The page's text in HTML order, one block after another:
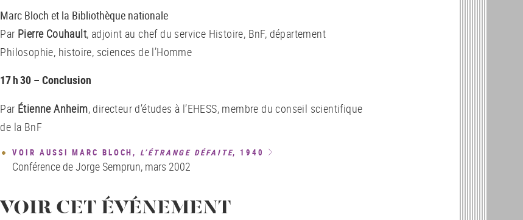
Marc Bloch et la Bibliothèque nationale
Par Pierre Couhault, adjoint au chef du service Histoire, BnF, département
Philosophie, histoire, sciences de l’Homme
17 h 30 – Conclusion
Par Étienne Anheim, directeur d’études à l’EHESS, membre du conseil scientifique
de la BnF
VOIR AUSSI MARC BLOCH, L’ÉTRANGE DÉFAITE, 1940
Conférence de Jorge Semprun, mars 2002
VOIR CET ÉVÉNEMENT